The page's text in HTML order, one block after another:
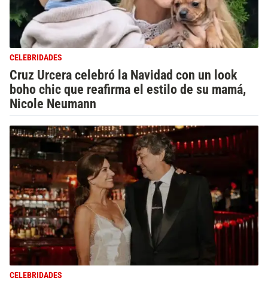
CELEBRIDADES
Cruz Urcera celebró la Navidad con un look
boho chic que reafirma el estilo de su mamá,
Nicole Neumann
CELEBRIDADES